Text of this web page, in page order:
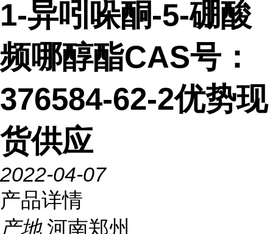
1-异吲哚酮-5-硼酸
频哪醇酯CAS号：
376584-62-2优势现
货供应
2022-04-07
产品详情
产地 河南郑州